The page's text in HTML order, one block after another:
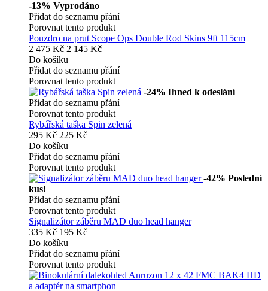
-13% Vyprodáno
Přidat do seznamu přání
Porovnat tento produkt
Pouzdro na prut Scope Ops Double Rod Skins 9ft 115cm
2 475 Kč 2 145 Kč
Do košíku
Přidat do seznamu přání
Porovnat tento produkt
-24% Ihned k odeslání
Přidat do seznamu přání
Porovnat tento produkt
Rybářská taška Spin zelená
295 Kč 225 Kč
Do košíku
Přidat do seznamu přání
Porovnat tento produkt
-42% Poslední
kus!
Přidat do seznamu přání
Porovnat tento produkt
Signalizátor záběru MAD duo head hanger
335 Kč 195 Kč
Do košíku
Přidat do seznamu přání
Porovnat tento produkt